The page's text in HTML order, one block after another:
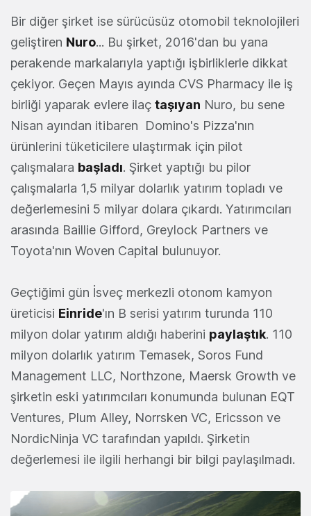
Bir diğer şirket ise sürücüsüz otomobil teknolojileri
geliştiren Nuro... Bu şirket, 2016'dan bu yana
perakende markalarıyla yaptığı işbirliklerle dikkat
çekiyor. Geçen Mayıs ayında CVS Pharmacy ile iş
birliği yaparak evlere ilaç taşıyan Nuro, bu sene
Nisan ayından itibaren Domino's Pizza'nın
ürünlerini tüketicilere ulaştırmak için pilot
çalışmalara başladı. Şirket yaptığı bu pilor
çalışmalarla 1,5 milyar dolarlık yatırım topladı ve
değerlemesini 5 milyar dolara çıkardı. Yatırımcıları
arasında Baillie Gifford, Greylock Partners ve
Toyota'nın Woven Capital bulunuyor.
Geçtiğimi gün İsveç merkezli otonom kamyon
üreticisi Einride'ın B serisi yatırım turunda 110
milyon dolar yatırım aldığı haberini paylaştık. 110
milyon dolarlık yatırım Temasek, Soros Fund
Management LLC, Northzone, Maersk Growth ve
şirketin eski yatırımcıları konumunda bulunan EQT
Ventures, Plum Alley, Norrsken VC, Ericsson ve
NordicNinja VC tarafından yapıldı. Şirketin
değerlemesi ile ilgili herhangi bir bilgi paylaşılmadı.